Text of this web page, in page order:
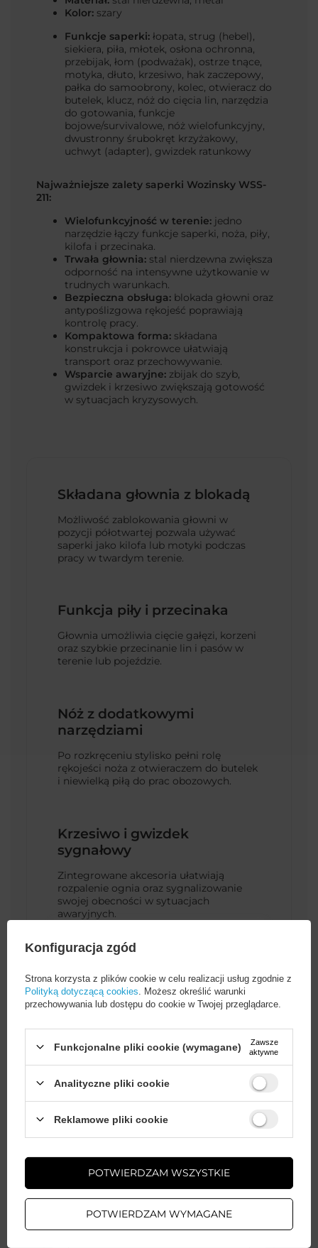
Kolor: szary
Funkcje saperki: łopata, strug (hebel),
siekiera, piła, młotek, osłona ochronna,
przebijak, łom (podważak), ostrze tnące,
motyka, dłuto, krzesiwo, hak zaczepowy,
pałka do samoobrony, kolec, otwieracz do
butelek, klucz, nóż do cięcia lin, narzędzia
do gotowania, funkcje
bojowe/survivalowe, nóż wielofunkcyjny,
dwustronny śrubokręt krzyżakowy,
uchwyt (adapter), gwizdek ratunkowy
Najważniejsze zalety saperki Wozinsky WSS-
211:
Wielofunkcyjność w terenie: jedno
narzędzie łączy funkcje saperki, noża, piły,
kilofa i przecinaka.
Trwała głownia: stal nierdzewna zwiększa
odporność na intensywne użytkowanie w
trudnych warunkach.
Bezpieczna obsługa: blokada głowni oraz
antypoślizgowa rękojeść poprawiają
kontrolę pracy.
Kompaktowa forma: składana
konstrukcja i pokrowce ułatwiają
transport oraz przechowywanie.
Wsparcie awaryjne: zbijak do szyb,
gwizdek i krzesiwo zwiększają gotowość
w sytuacjach kryzysowych.
Składana głownia z blokadą
Możliwość zablokowania głowni w
pozycji półotwartej pozwala używać
saperki jako kilofa lub motyki podczas
pracy w twardym terenie.
Funkcja piły i przecinaka
Głownia umożliwia cięcie gałęzi, korzeni
oraz szybkie przecinanie lin i pasów w
terenie lub pojeździe.
Nóż z dodatkowymi
narzędziami
Po rozkręceniu stylisko pełni rolę
rękojeści noża z otwieraczem do butelek
i niewielką piłą do prac obozowych.
Krzesiwo i gwizdek
sygnałowy
Zintegrowane akcesoria ułatwiają
rozpalenie ognia oraz sygnalizowanie
swojej obecności w sytuacjach
awaryjnych.
Wkręcany zbijak do szyb oraz klucze 13 i
16 mm wspierają działania ratunkowe i
Marka Wozinsky
Wystarczy założyć konto
zakupy za
odblokować zniżki na kolejne
ZAŁÓŻ KONTO
Konfiguracja zgód
Strona korzysta z plików cookie w celu realizacji usług zgodnie z
Polityką dotyczącą cookies . Możesz określić warunki
przechowywania lub dostępu do cookie w Twojej przeglądarce.
Funkcjonalne pliki cookie (wymagane)
Zawsze
aktywne
Analityczne pliki cookie
Reklamowe pliki cookie
POTWIERDZAM WYMAGANE
POTWIERDZAM WSZYSTKIE